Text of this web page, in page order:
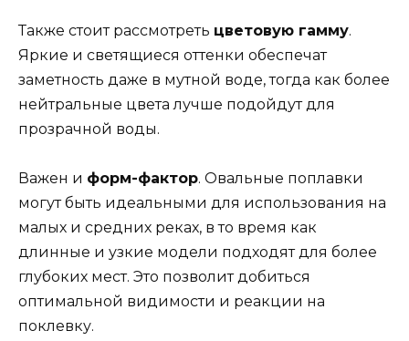
Также стоит рассмотреть цветовую гамму.
Яркие и светящиеся оттенки обеспечат
заметность даже в мутной воде, тогда как более
нейтральные цвета лучше подойдут для
прозрачной воды.
Важен и форм-фактор. Овальные поплавки
могут быть идеальными для использования на
малых и средних реках, в то время как
длинные и узкие модели подходят для более
глубоких мест. Это позволит добиться
оптимальной видимости и реакции на
поклевку.